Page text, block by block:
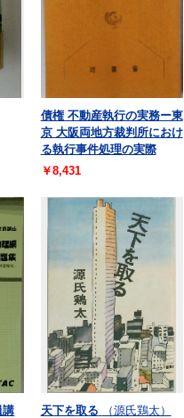
債権 不動産執行の実務ー東
京 大阪両地方裁判所におけ
る執行事件処理の実際
￥8,431
講 天下を取る （源氏鶏太）